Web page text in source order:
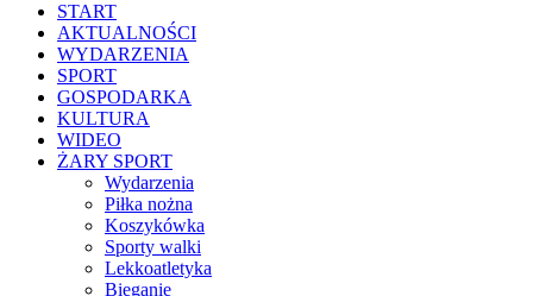
START
AKTUALNOŚCI
WYDARZENIA
SPORT
GOSPODARKA
KULTURA
WIDEO
ŻARY SPORT
Wydarzenia
Piłka nożna
Koszykówka
Sporty walki
Lekkoatletyka
Bieganie